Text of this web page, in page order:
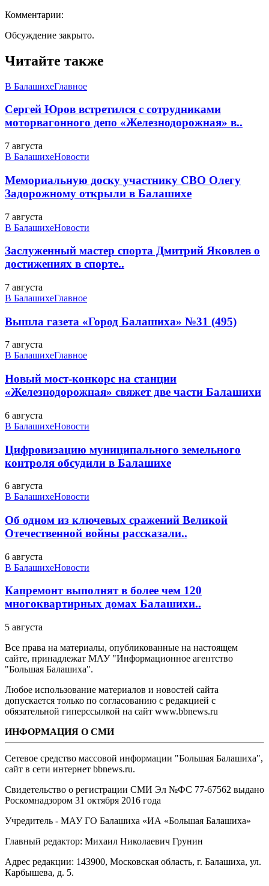
Комментарии:
Обсуждение закрыто.
Читайте также
В БалашихеГлавное
Сергей Юров встретился с сотрудниками
моторвагонного депо «Железнодорожная» в..
7 августа
В БалашихеНовости
Мемориальную доску участнику СВО Олегу
Задорожному открыли в Балашихе
7 августа
В БалашихеНовости
Заслуженный мастер спорта Дмитрий Яковлев о
достижениях в спорте..
7 августа
В БалашихеГлавное
Вышла газета «Город Балашиха» №31 (495)
7 августа
В БалашихеГлавное
Новый мост-конкорс на станции
«Железнодорожная» свяжет две части Балашихи
6 августа
В БалашихеНовости
Цифровизацию муниципального земельного
контроля обсудили в Балашихе
6 августа
В БалашихеНовости
Об одном из ключевых сражений Великой
Отечественной войны рассказали..
6 августа
В БалашихеНовости
Капремонт выполнят в более чем 120
многоквартирных домах Балашихи..
5 августа
Все права на материалы, опубликованные на настоящем
сайте, принадлежат МАУ "Информационное агентство
"Большая Балашиха".
Любое использование материалов и новостей сайта
допускается только по согласованию с редакцией с
обязательной гиперссылкой на сайт www.bbnews.ru
ИНФОРМАЦИЯ О СМИ
Сетевое средство массовой информации "Большая Балашиха",
сайт в сети интернет bbnews.ru.
Свидетельство о регистрации СМИ Эл №ФС ‎77-67562 выдано
Роскомнадзором 31 октября 2016 года
Учредитель - МАУ ГО Балашиха «ИА «Большая Балашиха»
Главный редактор: Михаил Николаевич Грунин
Адрес редакции: 143900, Московская область, г. Балашиха, ул.
Карбышева, д. 5.